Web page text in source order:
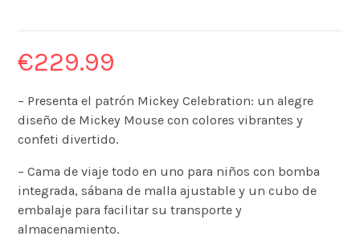
€229.99
– Presenta el patrón Mickey Celebration: un alegre
diseño de Mickey Mouse con colores vibrantes y
confeti divertido.
– Cama de viaje todo en uno para niños con bomba
integrada, sábana de malla ajustable y un cubo de
embalaje para facilitar su transporte y
almacenamiento.